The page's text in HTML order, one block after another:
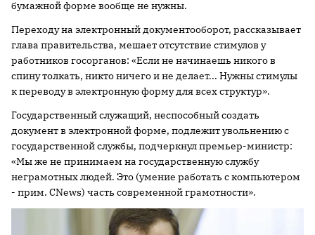
бумажной форме вообще не нужны.
Переходу на электронный документооборот, рассказывает
глава правительства, мешает отсутствие стимулов у
работников госорганов: «Если не начинаешь никого в
спину толкать, никто ничего и не делает... Нужны стимулы
к переводу в электронную форму для всех структур».
Государственный служащий, неспособный создать
документ в электронной форме, подлежит увольнению с
государственной службы, подчеркнул премьер-министр:
«Мы же не принимаем на государственную службу
неграмотных людей. Это (умение работать с компьютером
- прим. CNews) часть современной грамотности».